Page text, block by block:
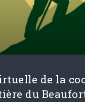
de la
du